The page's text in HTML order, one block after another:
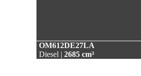
OM612DE27LA
Diesel | 2685 cm³